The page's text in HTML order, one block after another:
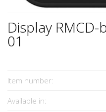
Display
01
Item number:
Available in: